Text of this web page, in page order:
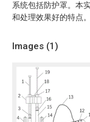
系统包括防护罩。本
和处理效果好的特点。
Images (1)